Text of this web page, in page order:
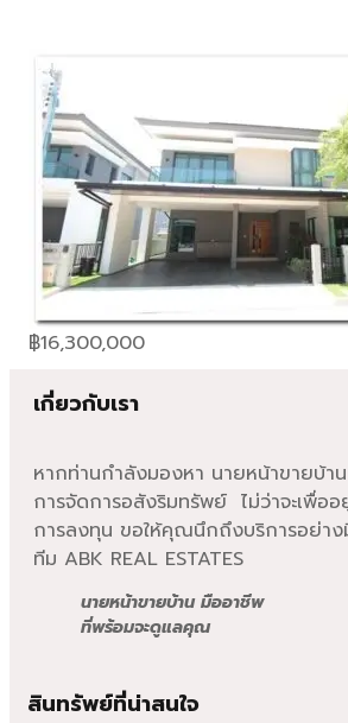
฿16,300,000
เกี่ยวกับเรา
หากท่านกำลังมองหา นายหน้าขายบ้า
การจัดการอสังริมทรัพย์ ไม่ว่าจะเพื่อ
การลงทุน ขอให้คุณนึกถึงบริการอย่าง
ทีม ABK REAL ESTATES
นายหน้าขายบ้าน มืออาชีพ
ที่พร้อมจะดูแลคุณ
สินทรัพย์ที่น่าสนใจ